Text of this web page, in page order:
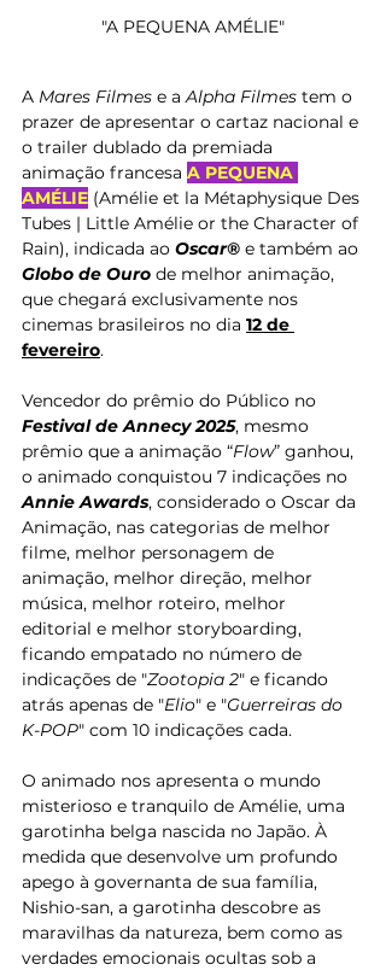
"A PEQUENA AMÉLIE"
A Mares Filmes e a Alpha Filmes tem o
prazer de apresentar o cartaz nacional e
o trailer dublado da premiada
animação francesa A PEQUENA
AMÉLIE (Amélie et la Métaphysique Des
Tubes | Little Amélie or the Character of
Rain), indicada ao Oscar® e também ao
Globo de Ouro de melhor animação,
que chegará exclusivamente nos
cinemas brasileiros no dia 12 de
fevereiro.
Vencedor do prêmio do Público no
Festival de Annecy 2025, mesmo
prêmio que a animação “Flow” ganhou,
o animado conquistou 7 indicações no
Annie Awards, considerado o Oscar da
Animação, nas categorias de melhor
filme, melhor personagem de
animação, melhor direção, melhor
música, melhor roteiro, melhor
editorial e melhor storyboarding,
ficando empatado no número de
indicações de "Zootopia 2" e ficando
atrás apenas de "Elio" e "Guerreiras do
K-POP" com 10 indicações cada.
O animado nos apresenta o mundo
misterioso e tranquilo de Amélie, uma
garotinha belga nascida no Japão. À
medida que desenvolve um profundo
apego à governanta de sua família,
Nishio-san, a garotinha descobre as
maravilhas da natureza, bem como as
verdades emocionais ocultas sob a